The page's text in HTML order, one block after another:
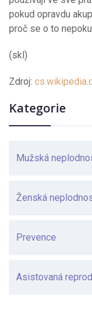
pokud opravdu
proč se o to
(skl)
Zdroj:
Kategorie
Mužská
Ženská
Prevence
Asistovaná